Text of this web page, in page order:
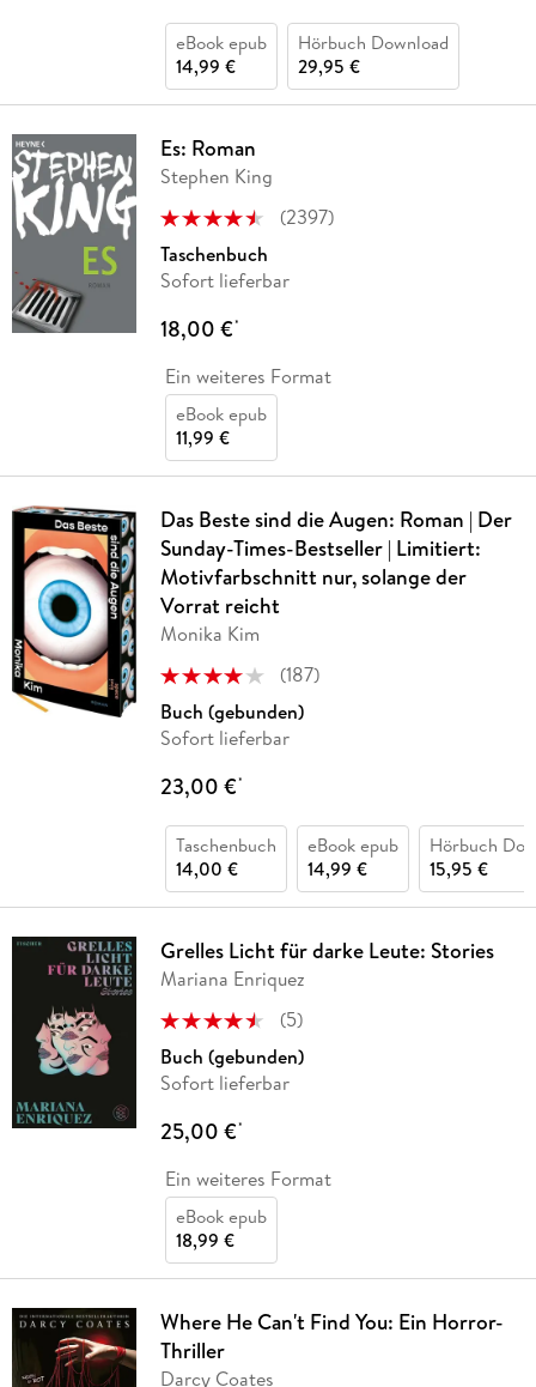
eBook epub
14,99 €
Hörbuch Download
29,95 €
Es: Roman
Stephen King
(2397)
Taschenbuch
Sofort lieferbar
18,00 €*
Ein weiteres Format
eBook epub
11,99 €
Das Beste sind die Augen: Roman | Der
Sunday-Times-Bestseller | Limitiert:
Motivfarbschnitt nur, solange der
Vorrat reicht
Monika Kim
(187)
Buch (gebunden)
Sofort lieferbar
23,00 €*
Taschenbuch
14,00 €
eBook epub
14,99 €
Hörbuch
15,95 €
Grelles Licht für darke Leute: Stories
Mariana Enriquez
(5)
Buch (gebunden)
Sofort lieferbar
25,00 €*
Ein weiteres Format
eBook epub
18,99 €
Where He Can't Find You: Ein Horror-
Thriller
Darcy Coates